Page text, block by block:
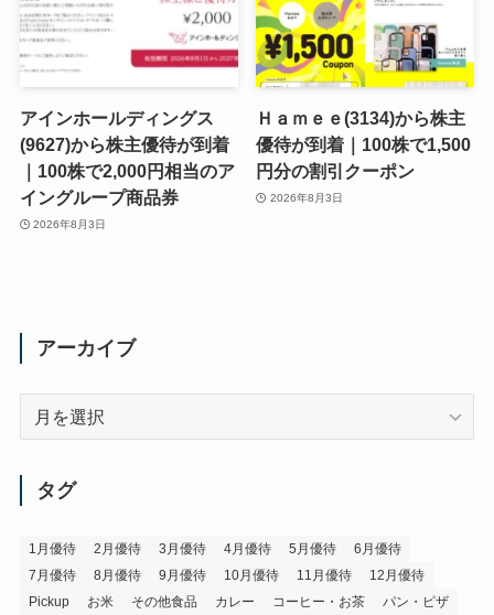
アインホールディングス
(9627)から株主優待が到着
｜100株で2,000円相当のア
イングループ商品券
2026年8月3日
Ｈａｍｅｅ(3134)から株主
優待が到着｜100株で1,500
円分の割引クーポン
2026年8月3日
アーカイブ
タグ
1月優待 2月優待 3月優待 4月優待 5月優待
6月優待
7月優待
8月優待 9月優待 10月優待 11月優待
12月優待
Pickup
お米 その他食品 カレー コーヒー・お茶
パン・ピザ